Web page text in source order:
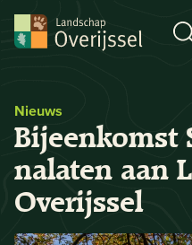
Nieuws
Bijeenkomst
nalaten aan
Overijssel